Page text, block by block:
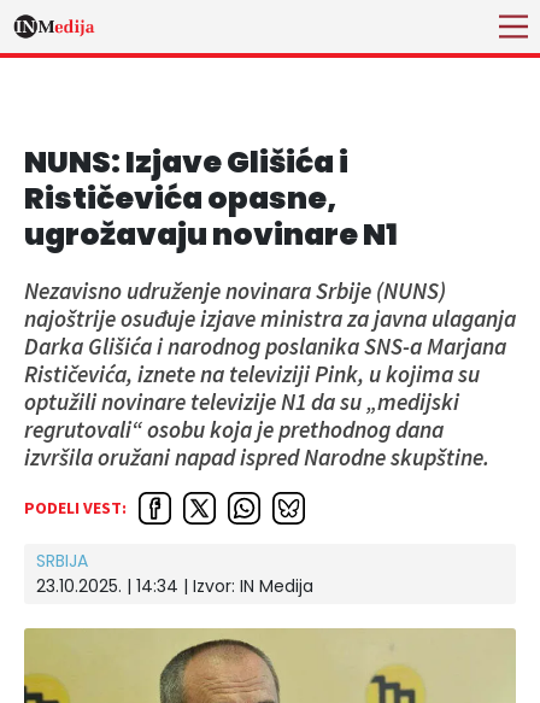
NUNS: Izjave Glišića i
Rističevića opasne,
ugrožavaju novinare N1
Nezavisno udruženje novinara Srbije (NUNS)
najoštrije osuđuje izjave ministra za javna ulaganja
Darka Glišića i narodnog poslanika SNS-a Marjana
Rističevića, iznete na televiziji Pink, u kojima su
optužili novinare televizije N1 da su „medijski
regrutovali“ osobu koja je prethodnog dana
izvršila oružani napad ispred Narodne skupštine.
PODELI VEST:
SRBIJA
23.10.2025. | 14:34 | Izvor: IN Medija